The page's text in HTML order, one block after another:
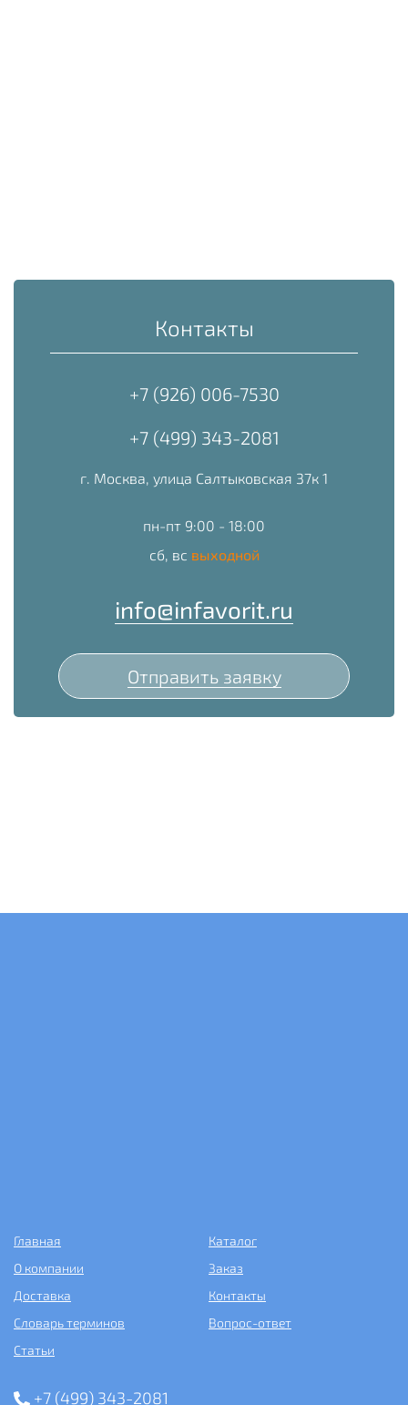
Контакты
+7 (926) 006-7530
+7 (499) 343-2081
г. Москва, улица Салтыковская 37к 1
пн-пт 9:00 - 18:00
сб, вс выходной
info@infavorit.ru
Отправить заявку
Главная
Каталог
О компании
Заказ
Доставка
Контакты
Словарь терминов
Вопрос-ответ
Статьи
+7 (499) 343-2081